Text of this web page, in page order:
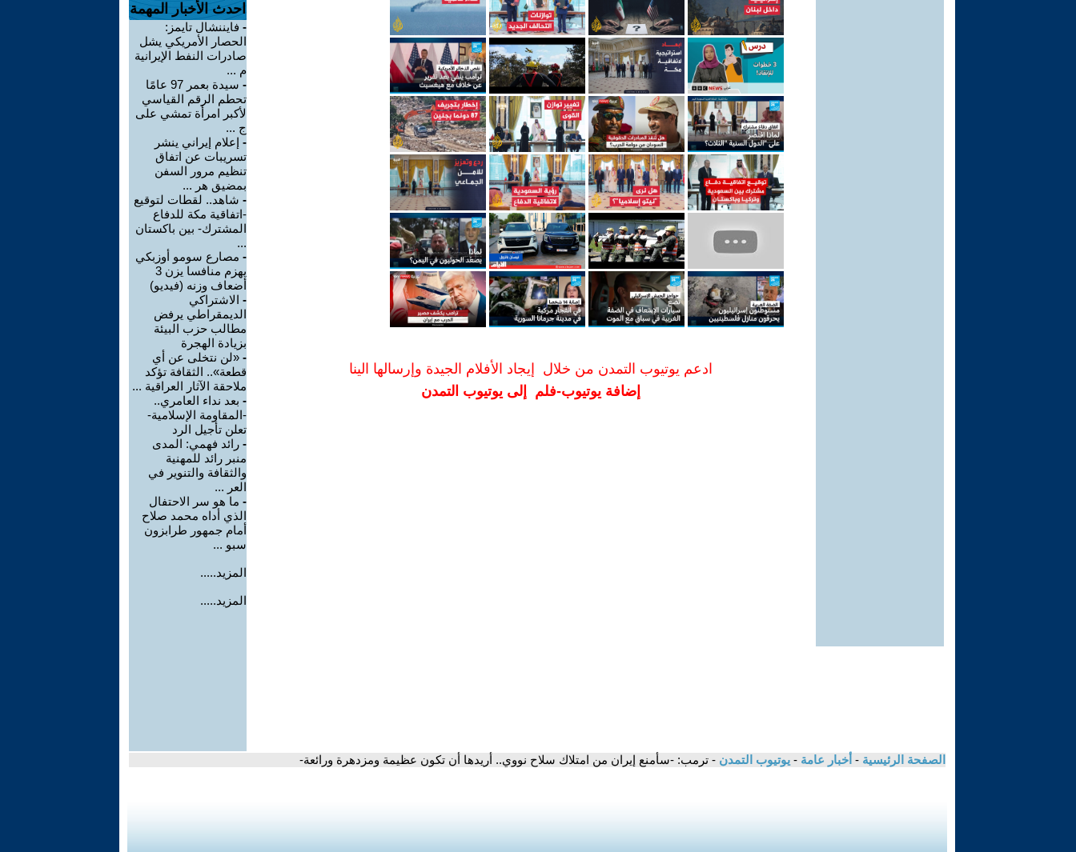
ادعم يوتيوب التمدن من خلال إيجاد الأفلام الجيدة وإرسالها الينا
إضافة يوتيوب-فلم إلى يوتيوب التمدن
احدث الأخبار المهمة
- فايننشال تايمز:
الحصار الأمريكي يشل
صادرات النفط الإيرانية
م ...
-
سيدة بعمر 97 عامًا
تحطم الرقم القياسي
لأكبر امرأة تمشي على
ج ...
- إعلام إيراني ينشر
تسريبات عن اتفاق
تنظيم مرور السفن
بمضيق هر ...
- شاهد.. لقطات لتوقيع
-اتفاقية مكة للدفاع
المشترك- بين باكستان
...
- مصارع سومو أوزبكي
يهزم منافسا يزن 3
أضعاف وزنه (فيديو)
- الاشتراكي
الديمقراطي يرفض
مطالب حزب البيئة
بزيادة الهجرة
- «لن نتخلى عن أي
قطعة».. الثقافة تؤكد
ملاحقة الآثار العراقية ...
- بعد نداء العامري..
-المقاومة الإسلامية-
تعلن تأجيل الرد
- رائد فهمي: المدى
منبر رائد للمهنية
والثقافة والتنوير في
العر ...
- ما هو سر الاحتفال
الذي أداه محمد صلاح
أمام جمهور طرابزون
سبو ...
المزيد.....
المزيد.....
الصفحة الرئيسية - أخبار عامة - يوتيوب التمدن - ترمب: -سأمنع إيران من امتلاك سلاح نووي.. أريدها أن تكون عظيمة ومزدهرة ورائعة-